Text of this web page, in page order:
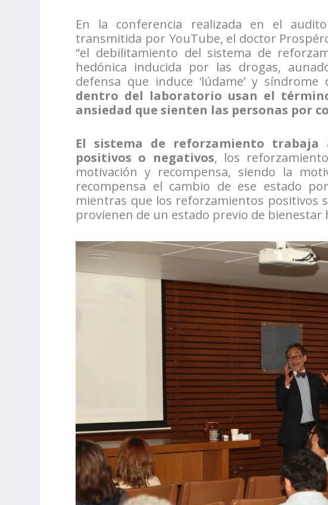
En la conferencia realizada en el
transmitida por YouTube, el doctor
“el debilitamiento del sistema de
hedónica inducida por las drogas,
defensa que induce ‘lúdame’ y
dentro del laboratorio usan el
ansiedad que sienten las personas por
El sistema de reforzamiento trabaja
positivos o negativos, los
motivación y recompensa, siendo la
recompensa el cambio de ese estado
mientras que los reforzamientos positivos
provienen de un estado previo de bienestar